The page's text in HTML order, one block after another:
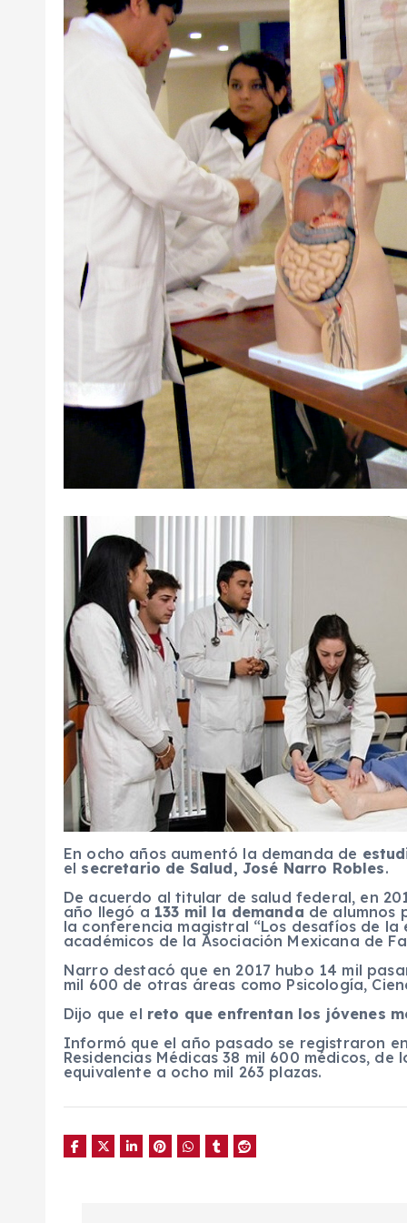
En ocho años aumentó la demanda de
el secretario de Salud, José Narro Robles.
De acuerdo al titular de salud federal, en
año llegó a 133 mil la demanda de alumnos
la conferencia magistral “Los desafíos de
académicos de la Asociación Mexicana de
Narro destacó que en 2017 hubo 14 mil
mil 600 de otras áreas como Psicología,
Dijo que el reto que enfrentan los jóvenes
Informó que el año pasado se registraron
Residencias Médicas 38 mil 600 médicos,
equivalente a ocho mil 263 plazas.